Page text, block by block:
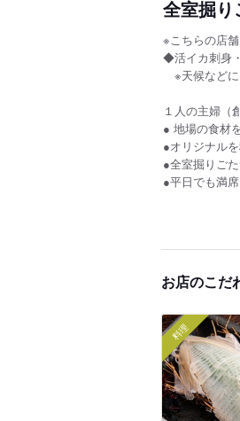
全室掘り
※こちらの店
◆活イカ刺身
※天候など
１人の主婦（
● 地場の食材
●オリジナル
●全室掘りご
●平日でも満
お店のこだ
料理